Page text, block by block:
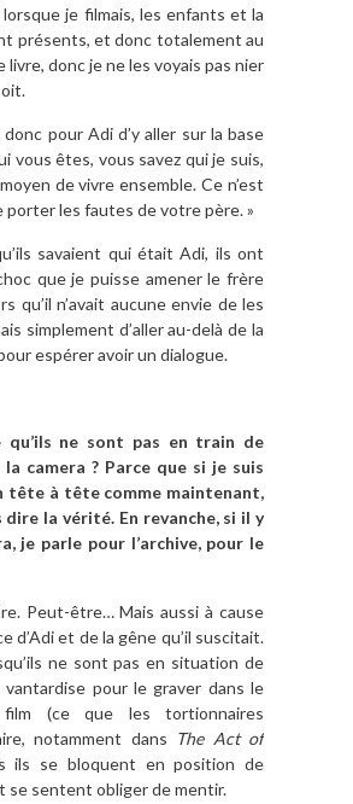
lorsque je filmais, les enfants et la
présents, et donc totalement au
livre, donc je ne les voyais pas nier
donc pour Adi d’y aller sur la base
vous êtes, vous savez qui je suis,
de vivre ensemble. Ce n’est
porter les fautes de votre père. »
savaient qui était Adi, ils ont
que je puisse amener le frère
qu’il n’avait aucune envie de les
simplement d’aller au-delà de la
espérer avoir un dialogue.
qu’ils ne sont pas en train de
camera ? Parce que si je suis
tête à tête comme maintenant,
dire la vérité. En revanche, si il y
je parle pour l’archive, pour le
Peut-être… Mais aussi à cause
d’Adi et de la gêne qu’il suscitait.
ne sont pas en situation de
pour le graver dans le
(ce que les tortionnaires
notamment dans The Act of
ils se bloquent en position de
se sentent obliger de mentir.